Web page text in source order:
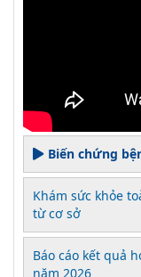
Biến chứng
Khám sức khỏe
từ cơ sở
Báo cáo kết quả
năm 2026